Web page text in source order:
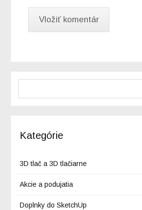
Kategórie
3D tlač a 3D tlačiarne
Akcie a podujatia
Doplnky do SketchUp